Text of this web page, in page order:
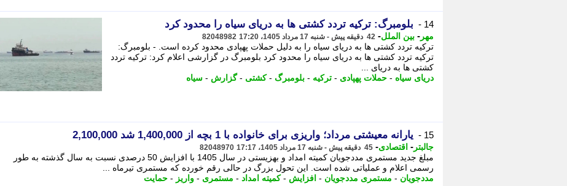
14 - بلومبرگ: ترکیه تردد کشتی ها به دریای سیاه را محدود کرد
مهر - بین الملل- 42 دقیقه پیش - شنبه 17 مرداد 1405، 17:20 82048982
ترکیه تردد کشتی ها به دریای سیاه را به دلیل حملات پهپادی محدود کرده است. - بلومبرگ:
ترکیه تردد کشتی ها به دریای سیاه را محدود کرد بلومبرگ در گزارشی اعلام کرد: ترکیه تردد
کشتی ها به دریای ...
دریای سیاه - حملات پهپادی - ترکیه - بلومبرگ -کشتی -گزارش - سیاه
15 - یارانه معیشتی مرداد؛ واریزی برای خانواده با 1 بچه از 1,400,000 شد 2,100,000
جالبتر - اقتصادی- 45 دقیقه پیش - شنبه 17 مرداد 1405، 17:17 82048970
مبلغ جدید مستمری مددجویان کمیته امداد و بهزیستی در سال 1405 با افزایش 50 درصدی نسبت به سال گذشته به طور
رسمی اعلام و عملیاتی شده است. این تحول بزرگ در حالی رقم خورده که مستمری تیرماه ...
مددجویان - مستمری مددجویان - افزایش -کمیته امداد - مستمری - واریز - حمایت